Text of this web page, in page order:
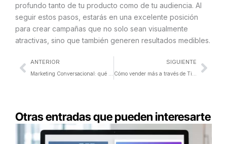
profundo tanto de tu producto como de tu audiencia. Al
seguir estos pasos, estarás en una excelente posición
para crear campañas que no solo sean visualmente
atractivas, sino que también generen resultados medibles.
AntANTERIOR SIGUIENTE
Otras entradas que pueden interesarte